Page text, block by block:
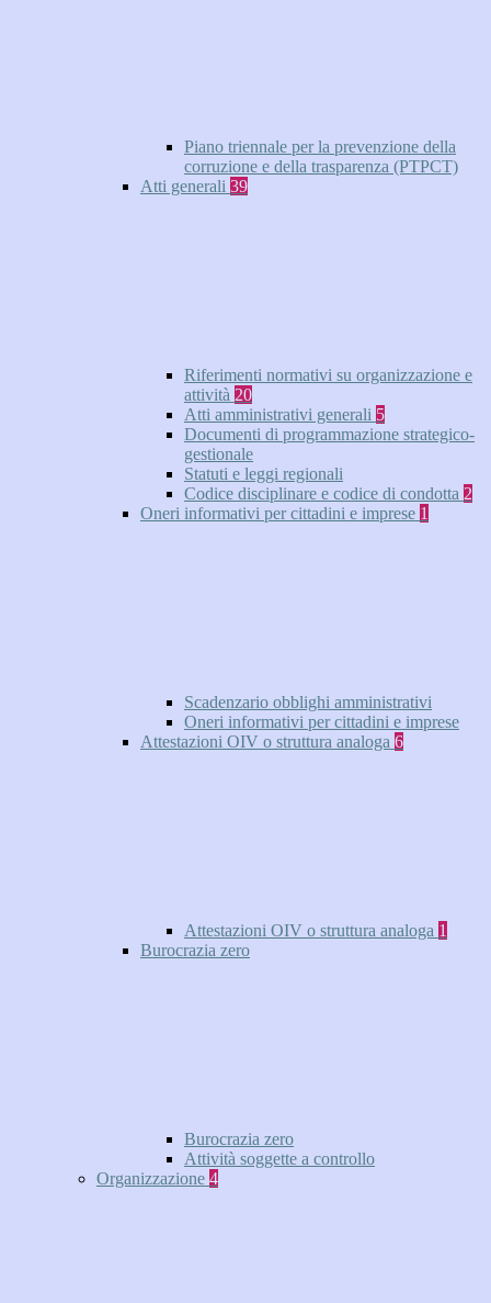
Piano triennale per la prevenzione della
corruzione e della trasparenza (PTPCT)
Atti generali 39
Riferimenti normativi su organizzazione e
attività 20
Atti amministrativi generali 5
Documenti di programmazione strategico-
gestionale
Statuti e leggi regionali
Codice disciplinare e codice di condotta 2
Oneri informativi per cittadini e imprese 1
Scadenzario obblighi amministrativi
Oneri informativi per cittadini e imprese
Attestazioni OIV o struttura analoga 6
Attestazioni OIV o struttura analoga 1
Burocrazia zero
Burocrazia zero
Attività soggette a controllo
Organizzazione 4